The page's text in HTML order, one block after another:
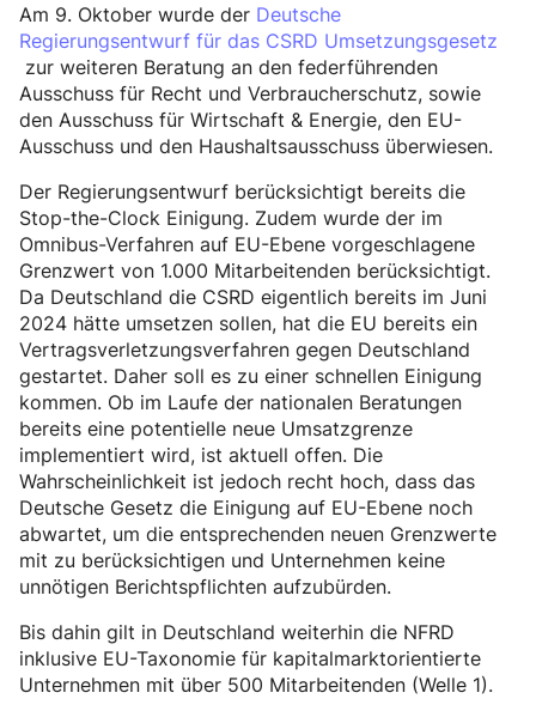
Am 9. Oktober wurde der Deutsche
Regierungsentwurf für das CSRD Umsetzungsgesetz
zur weiteren Beratung an den federführenden
Ausschuss für Recht und Verbraucherschutz, sowie
den Ausschuss für Wirtschaft & Energie, den EU-
Ausschuss und den Haushaltsausschuss überwiesen.
Der Regierungsentwurf berücksichtigt bereits die
Stop-the-Clock Einigung. Zudem wurde der im
Omnibus-Verfahren auf EU-Ebene vorgeschlagene
Grenzwert von 1.000 Mitarbeitenden berücksichtigt.
Da Deutschland die CSRD eigentlich bereits im Juni
2024 hätte umsetzen sollen, hat die EU bereits ein
Vertragsverletzungsverfahren gegen Deutschland
gestartet. Daher soll es zu einer schnellen Einigung
kommen. Ob im Laufe der nationalen Beratungen
bereits eine potentielle neue Umsatzgrenze
implementiert wird, ist aktuell offen. Die
Wahrscheinlichkeit ist jedoch recht hoch, dass das
Deutsche Gesetz die Einigung auf EU-Ebene noch
abwartet, um die entsprechenden neuen Grenzwerte
mit zu berücksichtigen und Unternehmen keine
unnötigen Berichtspflichten aufzubürden.
Bis dahin gilt in Deutschland weiterhin die NFRD
inklusive EU-Taxonomie für kapitalmarktorientierte
Unternehmen mit über 500 Mitarbeitenden (Welle 1).